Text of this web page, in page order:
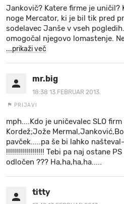
Jankovič? Katere firme je uničil?
noge Mercator, ki je bil tik pred
sodelavec Janše v vseh
omogočal njegovo lomastenje.
...prikaži več
mr.big
18:38 13.FEBRUAR 2013.
PRIJAVI
mph....Kdo je uničevalec SLO
Kordež;Jože
pavček.....pa še bi lahko našteval-
!!!!!!!!!!!!!!!!!!! Tebi pa naj ostane
odločen ??? Ha,ha,ha,ha.....
titty